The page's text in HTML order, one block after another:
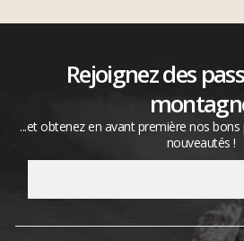
Rejoignez des
...et obtenez en avant première nos
nouveautés !